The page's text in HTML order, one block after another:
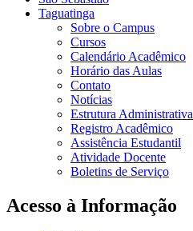
Taguatinga
Sobre o Campus
Cursos
Calendário Acadêmico
Horário das Aulas
Contato
Notícias
Estrutura Administrativa
Registro Acadêmico
Assistência Estudantil
Atividade Docente
Boletins de Serviço
Acesso à Informação